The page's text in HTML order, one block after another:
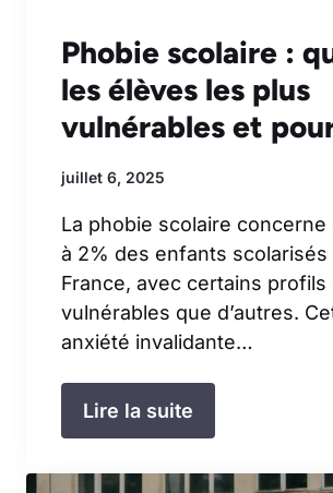
Phobie scolaire :
les élèves les plus
vulnérables et
juillet 6, 2025
La phobie scolaire concerne
à 2% des enfants scolarisés
France, avec certains profils
vulnérables que d’autres.
anxiété invalidante…
Lire la suite